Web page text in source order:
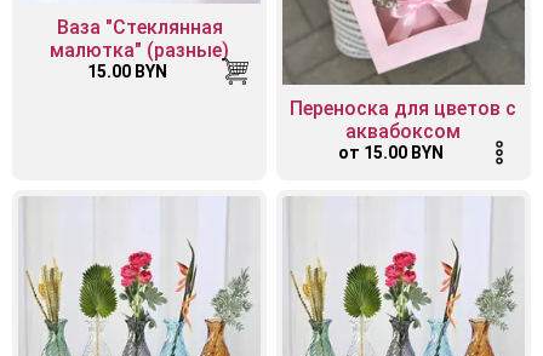
Ваза "Стеклянная
малютка" (разные)
15.00 BYN
Переноска для цветов с
аквабоксом
от 15.00 BYN